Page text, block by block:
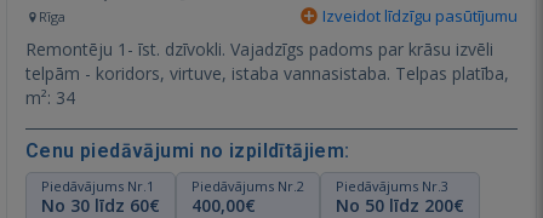
Rīga Izveidot līdzīgu pasūtījumu
Remontēju 1- īst. dzīvokli. Vajadzīgs padoms par krāsu izvēli
telpām - koridors, virtuve, istaba vannasistaba. Telpas platība,
m²: 34
Cenu piedāvājumi no izpildītājiem:
Piedāvājums Nr.1
No 30 līdz 60€
Piedāvājums Nr.2
400,00€
Piedāvājums Nr.3
No 50 līdz 200€